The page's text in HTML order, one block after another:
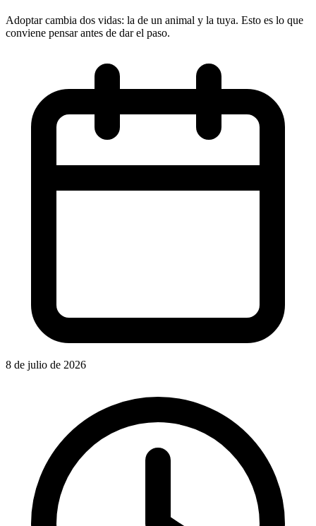
Adoptar cambia dos vidas: la de un animal y la tuya. Esto es lo que
conviene pensar antes de dar el paso.
8 de julio de 2026